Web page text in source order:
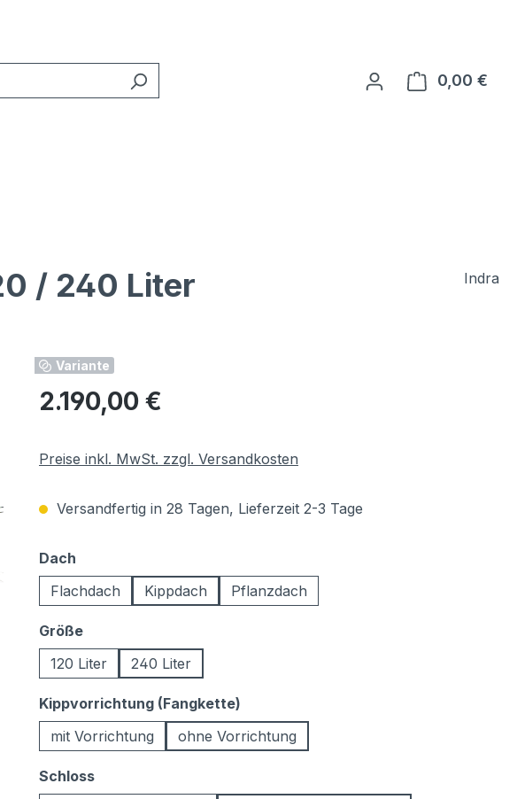
0,00 €
/ 240 Liter Indra
Variante
Regulärer Preis:
2.190,00 €
Preise inkl. MwSt. zzgl. Versandkosten
Versandfertig in 28 Tagen, Lieferzeit 2-3 Tage
Dach
Flachdach
Kippdach Pflanzdach
Größeauswählen
120 Liter
240 Liter
Kippvorrichtung (Fangkette)
mit Vorrichtung
ohne Vorrichtung
Schlossauswählen